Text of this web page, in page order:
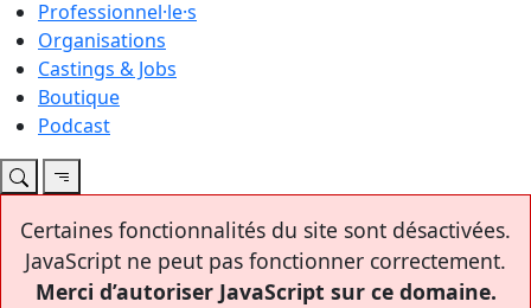
Professionnel·le·s
Organisations
Castings & Jobs
Boutique
Podcast
Certaines fonctionnalités du site sont désactivées.
JavaScript ne peut pas fonctionner correctement.
Merci d’autoriser JavaScript sur ce domaine.